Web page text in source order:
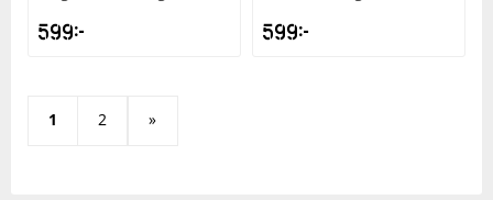
599kr 599kr
1 2 »